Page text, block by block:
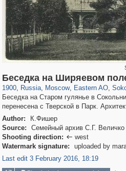
Беседка на Ширяевом
1900, Russia
1,407,361 29,248
, Moscow
319,882 8,286
, Eastern AO
20,942 306
,
5,623
Беседка на Старом гулянье в
перенесена с Тверской в Парк.
Author:
К.Фишер
Source:
Семейный архив С.Г. Величко
Shooting direction:  west
Watermark signature:
uploaded by
Last edit 3 February 2016, 18:19